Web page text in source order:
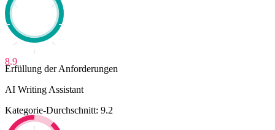
8.9
Erfüllung der Anforderungen
AI Writing Assistant
Kategorie-Durchschnitt: 9.2